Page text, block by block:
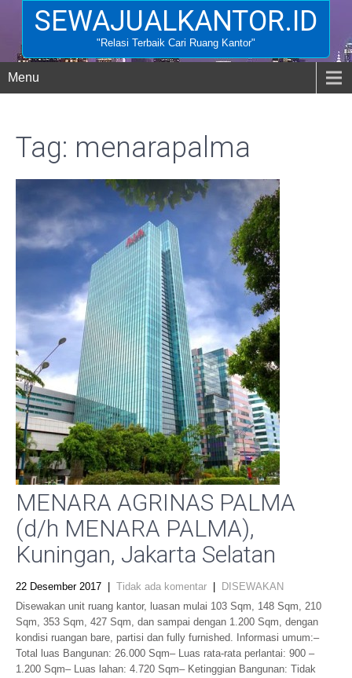
SEWAJUALKANTOR.ID
"Relasi Terbaik Cari Ruang Kantor"
Menu
Tag: menarapalma
MENARA AGRINAS PALMA
(d/h MENARA PALMA),
Kuningan, Jakarta Selatan
22 Desember 2017 Tidak ada komentar
DISEWAKAN
Disewakan unit ruang kantor, luasan mulai 103 Sqm, 148 Sqm, 210
Sqm, 353 Sqm, 427 Sqm, dan sampai dengan 1.200 Sqm, dengan
kondisi ruangan bare, partisi dan fully furnished. Informasi umum:–
Total luas Bangunan: 26.000 Sqm– Luas rata-rata perlantai: 900 –
1.200 Sqm– Luas lahan: 4.720 Sqm– Ketinggian Bangunan: Tidak